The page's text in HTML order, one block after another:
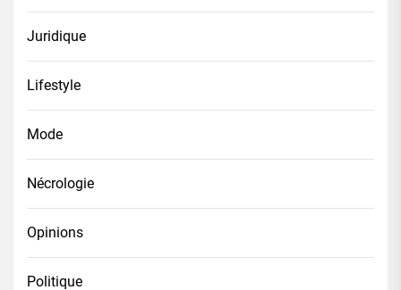
Juridique
Lifestyle
Mode
Nécrologie
Opinions
Politique